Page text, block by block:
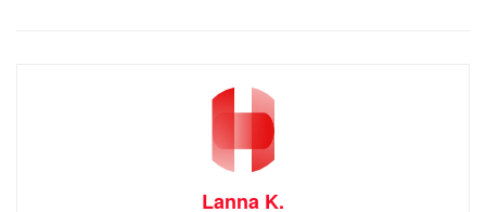
Lanna K.